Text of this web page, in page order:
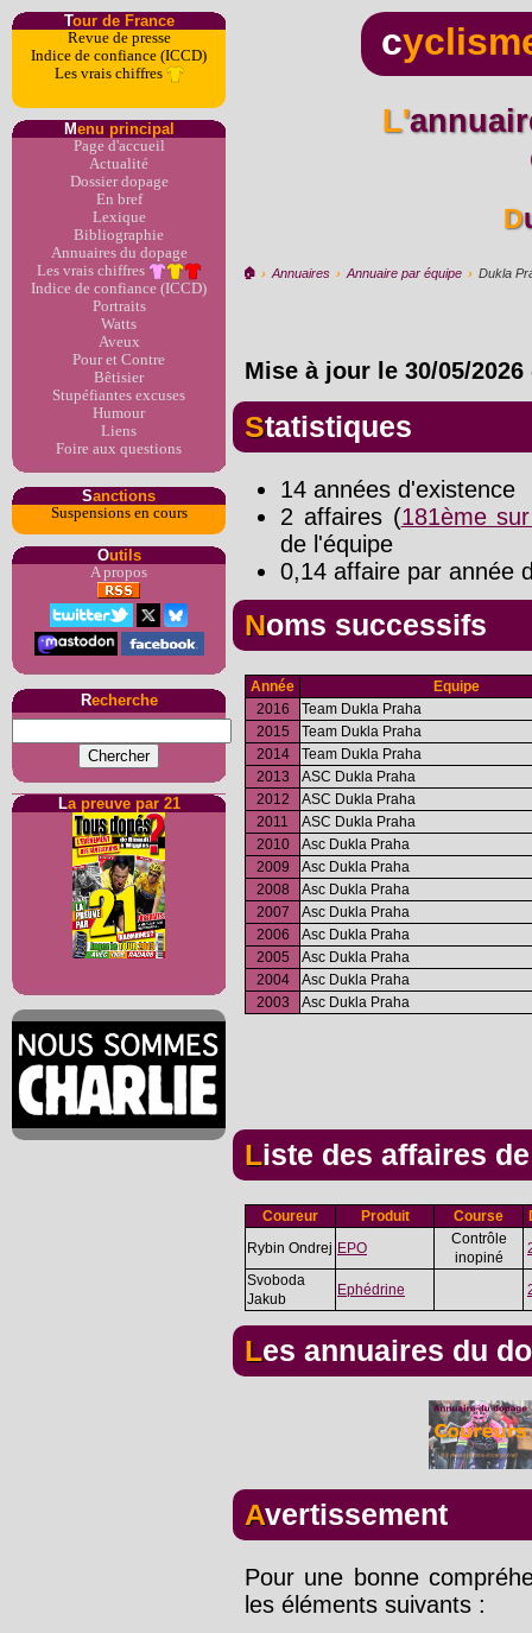
Tour de France
Revue de presse
Indice de confiance (ICCD)
Les vrais chiffres
Menu principal
Page d'accueil
Actualité
Dossier dopage
En bref
Lexique
Bibliographie
Annuaires du dopage
Les vrais chiffres
Indice de confiance (ICCD)
Portraits
Watts
Aveux
Pour et Contre
Bêtisier
Stupéfiantes excuses
Humour
Liens
Foire aux questions
Sanctions
Suspensions en cours
Outils
A propos
Recherche
La preuve par 21
c
L'annuaire du dopage par
🏠︎ › Annuaires › Annuaire par équipe › Dukla
Mise à jour le 30/05/2026
Statistiques
14 années d'existence
2 affaires (181ème
de l'équipe
0,14 affaire par année
Noms successifs
Année
Equipe
2016
Team Dukla Praha
2015
Team Dukla Praha
2014
Team Dukla Praha
2013
ASC Dukla Praha
2012
ASC Dukla Praha
2011
ASC Dukla Praha
2010
Asc Dukla Praha
2009
Asc Dukla Praha
2008
Asc Dukla Praha
2007
Asc Dukla Praha
2006
Asc Dukla Praha
2005
Asc Dukla Praha
2004
Asc Dukla Praha
2003
Asc Dukla Praha
Liste des affaires
Coureur Produit Course
Rybin Ondrej EPO
Contrôle
inopiné
Svoboda
Jakub
Ephédrine
Les annuaires du
Avertissement
Pour une bonne
les éléments suivants :